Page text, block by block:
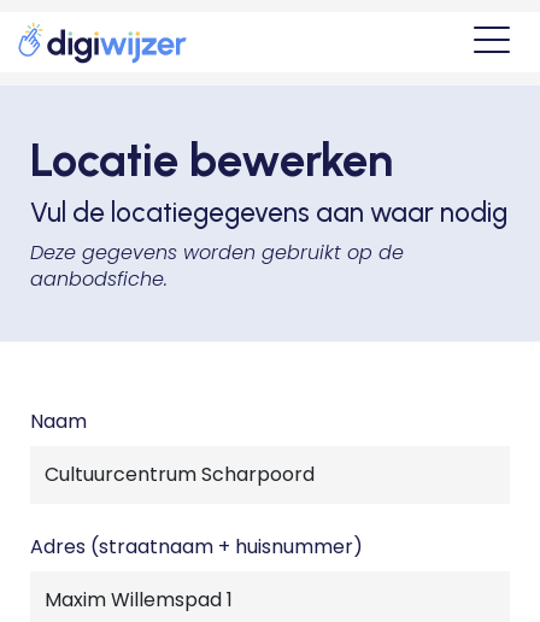
Locatie bewerken
Vul de locatiegegevens aan waar nodig
Deze gegevens worden gebruikt op de
aanbodsfiche.
Naam
Adres (straatnaam + huisnummer)